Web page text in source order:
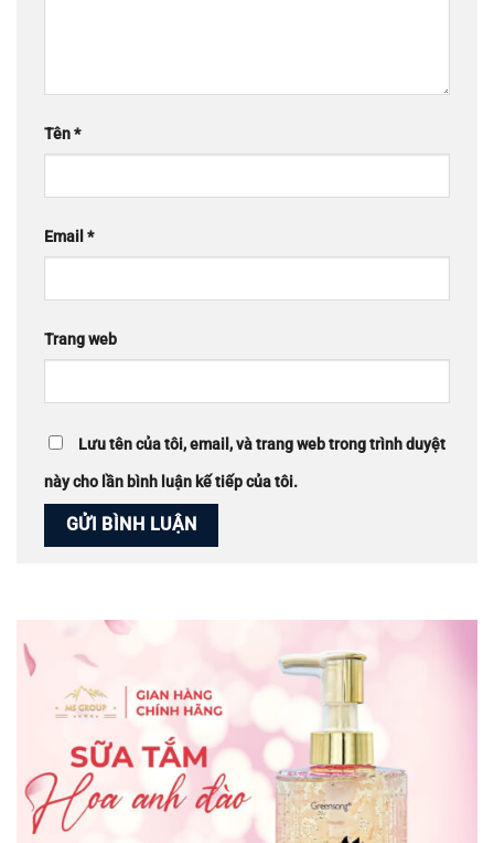
Tên*
Email *
Trang web
Lưu tên của tôi, email, và trang web trong trình duyệt
này cho lần bình luận kế tiếp của tôi.